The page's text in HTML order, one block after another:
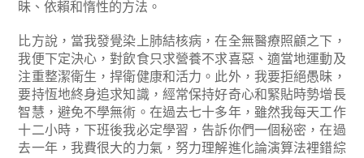
昧、依賴和惰性的方法。
比方說，當我發覺染上肺結核病，在全無醫療照顧之下，
我便下定決心，對飲食只求營養不求喜惡、適當地運動及
注重整潔衛生，捍衛健康和活力。此外，我要拒絕愚昧，
要持恆地終身追求知識，經常保持好奇心和緊貼時勢增長
智慧，避免不學無術。在過去七十多年，雖然我每天工作
十二小時，下班後我必定學習，告訴你們一個秘密，在過
去一年，我費很大的力氣，努力理解進化論演算法裡錯綜